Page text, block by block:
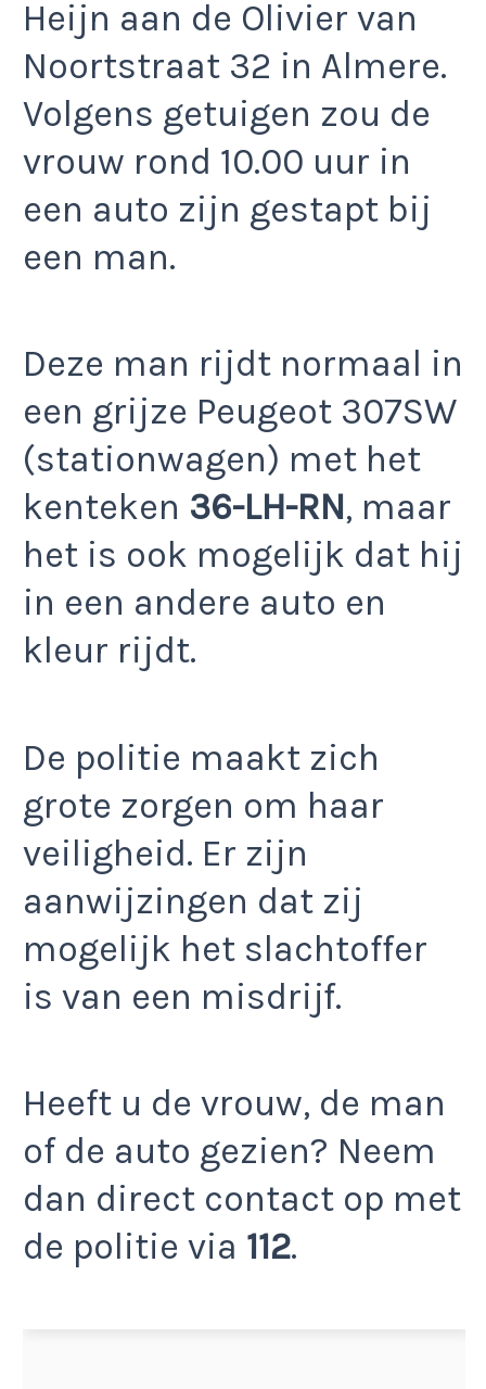
Heijn aan de Olivier van
Noortstraat 32 in Almere.
Volgens getuigen zou de
vrouw rond 10.00 uur in
een auto zijn gestapt bij
een man.
Deze man rijdt normaal in
een grijze Peugeot 307SW
(stationwagen) met het
kenteken 36-LH-RN, maar
het is ook mogelijk dat hij
in een andere auto en
kleur rijdt.
De politie maakt zich
grote zorgen om haar
veiligheid. Er zijn
aanwijzingen dat zij
mogelijk het slachtoffer
is van een misdrijf.
Heeft u de vrouw, de man
of de auto gezien? Neem
dan direct contact op met
de politie via 112.